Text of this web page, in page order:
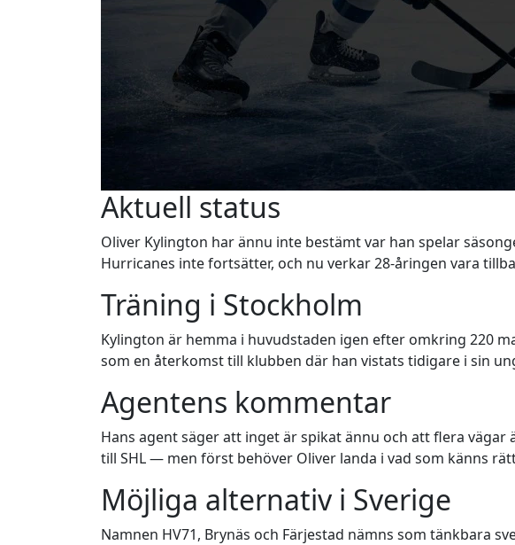
Aktuell status
Oliver Kylington har ännu inte bestämt var han spelar
Hurricanes inte fortsätter, och nu verkar 28‑åringen vara
Träning i Stockholm
Kylington är hemma i huvudstaden igen efter omkring 220
som en återkomst till klubben där han vistats tidigare i sin
Agentens kommentar
Hans agent säger att inget är spikat ännu och att flera
till SHL — men först behöver Oliver landa i vad som känns
Möjliga alternativ i Sverige
Namnen HV71, Brynäs och Färjestad nämns som tänkbara